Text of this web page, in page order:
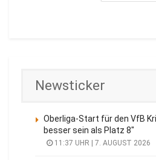
Newsticker
Oberliga-Start für den VfB
besser sein als Platz 8″
11:37 UHR | 7. AUGUST 2026